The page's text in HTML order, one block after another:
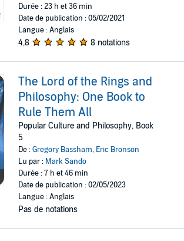
Durée : 23 h et 36 min
Date de publication : 05/02/2021
Langue : Anglais
4,8 8 notations
The Lord of the Rings and
Philosophy: One Book to
Rule Them All
Popular Culture and Philosophy, Book
5
De :Gregory Bassham, Eric Bronson
Lu par : Mark Sando
Durée : 7 h et 46 min
Date de publication : 02/05/2023
Langue : Anglais
Pas de notations